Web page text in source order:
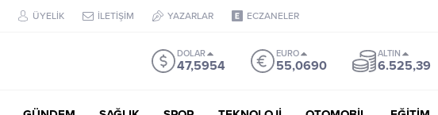
ÜYELİK İLETİŞİM YAZARLAR ECZANELER
DOLAR
47,5954
EURO
55,0690
ALTIN
6.525,39